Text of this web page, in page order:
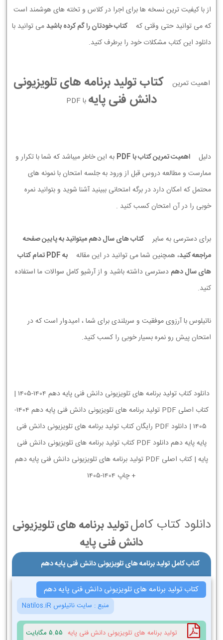
از با کیفیت ترین نسخه ها برای اجرا در کلاس و تخته های هوشمند است
که می توانید حتی وقتی که
کتاب خودتان را گم کرده باشیدمی توانید با
دانلود این کتاب مشکلات خود را برطرف کنید.
اهمیت تمرین
کتاب تولید برنامه های تلویزیونی
دانش فنی پایه با PDF
دلیل اهمیت تمرین کتاب با PDF
به این خاطر میباشد که شما با تکرار و
ممارست و مطالعه دروس قبل از ورود به جلسه امتحان با نمونه های
محتمل که امکان دارد در برگه امتحانی ببینید آشنا شوید و بتوانید نمره
خوبی را در آن امتحان کسب کنید .
برای دسترسی به سایر
کتاب های سال دهم میتوانید به پایین صفحه
مراجعه کنید، همچنین شما می توانید در این مقاله
به PDF تمام کتاب
های سال دهم دسترسی داشته باشید و از آرشیو کامل سوالات ما استفاده
کنید.
ناتیلوس با آرزوی موفقیت و سربلندی برای شما ، امیدوار است که در
امتحان پیش رو نمره بسیار خوبی را کسب کنید.
دانلود کتاب تولید برنامه های تلویزیونی دانش فنی پایه دهم 1404-1405 |
کتاب اصلی PDF تولید برنامه های تلویزیونی دانش فنی پایه دهم 1404-
1405 | دانلود PDF رایگان کتاب تولید برنامه های تلویزیونی دانش فنی
پایه پایه دهم دانلود PDF کتاب تولید برنامه های تلویزیونی دانش فنی
پایه | کتاب اصلی PDF تولید برنامه های تلویزیونی دانش فنی پایه دهم
+ چاپ 1404-1405
دانلود کتاب کاملتولید برنامه های تلویزیونی
دانش فنی پایه
کتاب کامل تولید برنامه های تلویزیونی دانش فنی پایه دهم
کتاب تولید برنامه های تلویزیونی دانش فنی پایه دهم
منبع : سایت ناتیلوس Natilos.iR
تولید برنامه های تلویزیونی دانش فنی پایه 5.55 مگابایت